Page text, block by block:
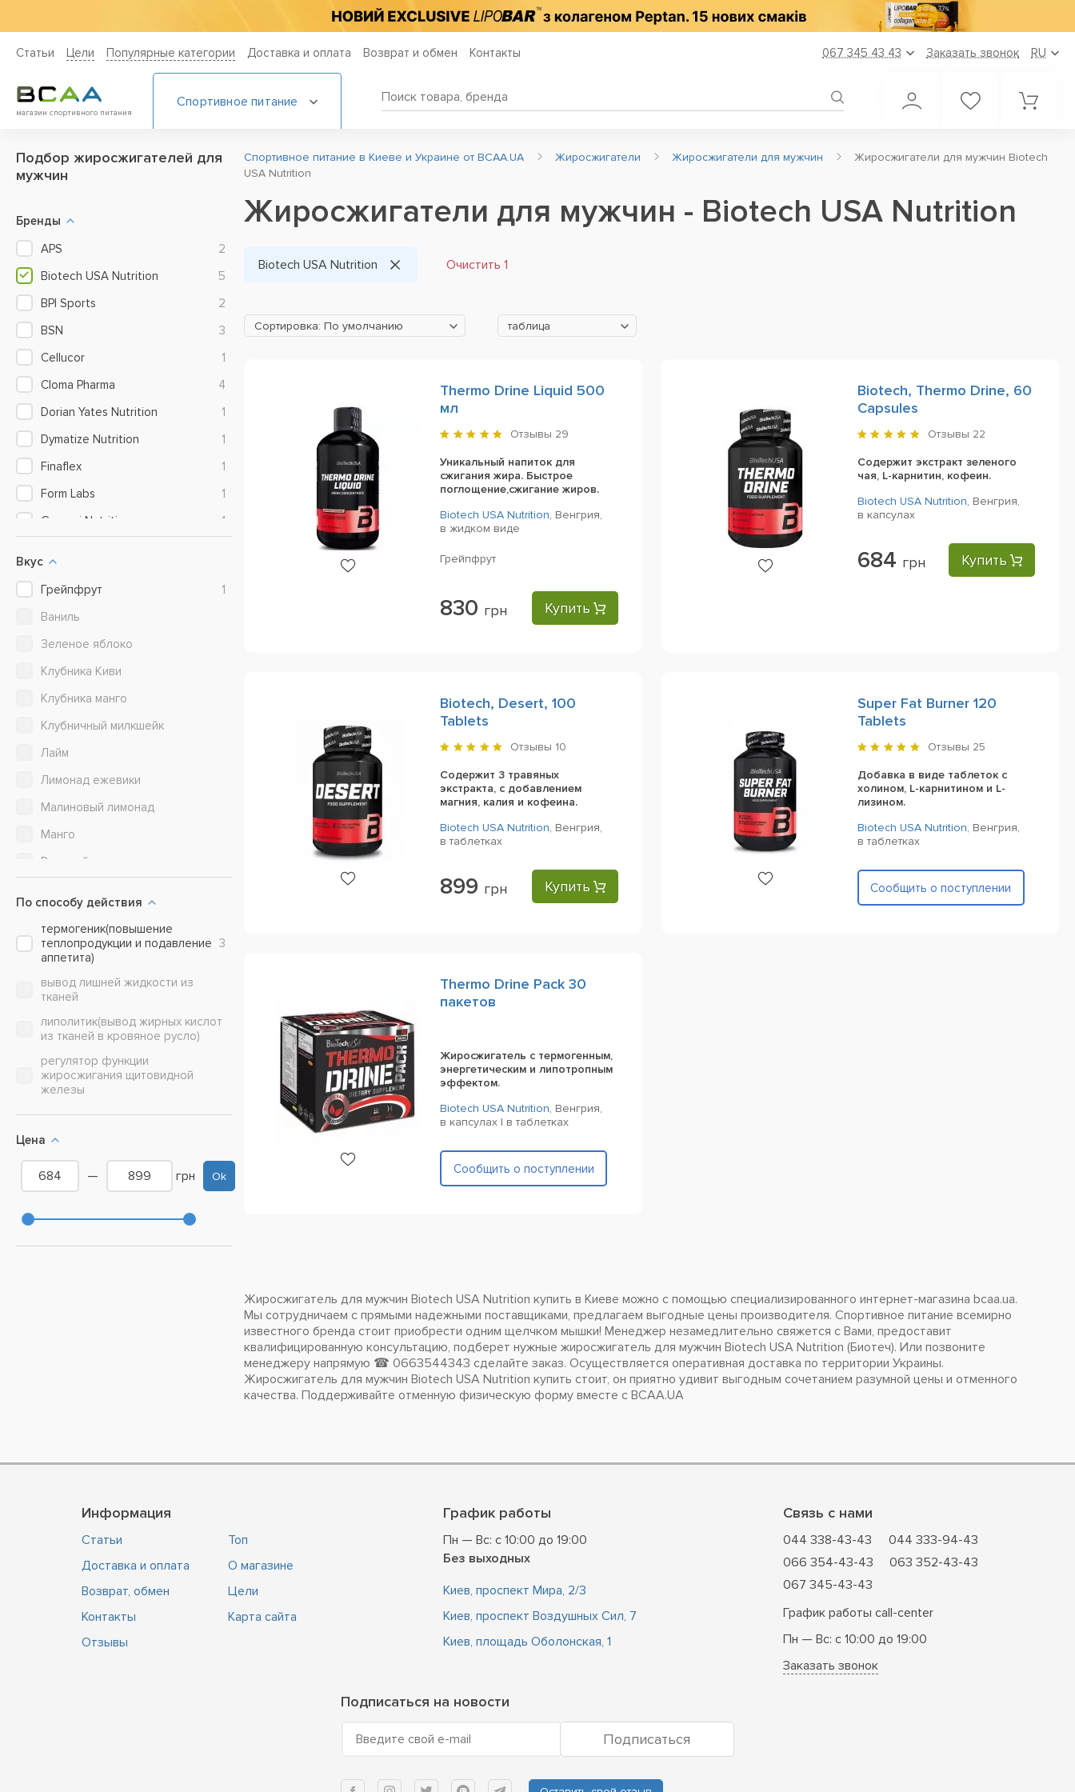
Статьи Цели Популярные категории Доставка и оплата Возврат и обмен Контакты 067 345 43 43 Заказать звонок RU
магазин спортивного питания
Спортивное питание
Подбор жиросжигателей для
мужчин
Бренды
APS
2
Biotech USA Nutrition
5
BPI Sports
2
BSN
3
Cellucor
1
Cloma Pharma
4
Dorian Yates Nutrition
1
Dymatize Nutrition
1
Finaflex
1
Form Labs
1
Gaspari Nutrition
1
Redcon1
1
Ronnie Coleman Signature Series
San
Syntrax
Ultimate Nutrition
Weider
Вкус
Грейпфрут
1
Ваниль
Зеленое яблоко
Клубника Киви
Клубника манго
Клубничный милкшейк
Лайм
Лимонад ежевики
Малиновый лимонад
Манго
Розовый лимонад со льдом
Шоколадный милкшейк
По способу действия
термогеник(повышение
теплопродукции и подавление
аппетита)
3
вывод лишней жидкости из
тканей
липолитик(вывод жирных кислот
из тканей в кровяное русло)
регулятор функции
жиросжигания щитовидной
железы
Цена
— грн Ok
Спортивное питание в Киеве и Украине от BCAA.UA Жиросжигатели Жиросжигатели для мужчин
Жиросжигатели для мужчин Biotech
USA Nutrition
Жиросжигатели для мужчин - Biotech USA Nutrition
Biotech USA Nutrition Очистить 1
Сортировка: По умолчанию таблица
Thermo Drine Liquid 500
мл
Отзывы 29
Уникальный напиток для
сжигания жира. Быстрое
поглощение,сжигание жиров.
Biotech USA Nutrition, Венгрия,
в жидком виде
Грейпфрут
830 грн Купить
Biotech, Thermo Drine, 60
Capsules
Отзывы 22
Содержит экстракт зеленого
чая, L-карнитин, кофеин.
Biotech USA Nutrition, Венгрия,
в капсулах
684 грн Купить
Biotech, Desert, 100
Tablets
Отзывы 10
Содержит 3 травяных
экстракта, с добавлением
магния, калия и кофеина.
Biotech USA Nutrition, Венгрия,
в таблетках
899 грн Купить
Super Fat Burner 120
Tablets
Отзывы 25
Добавка в виде таблеток с
холином, L-карнитином и L-
лизином.
Biotech USA Nutrition, Венгрия,
в таблетках
Сообщить о поступлении
Thermo Drine Pack 30
пакетов
Жиросжигатель с термогенным,
энергетическим и липотропным
эффектом.
Biotech USA Nutrition, Венгрия,
в капсулах | в таблетках
Сообщить о поступлении
Жиросжигатель для мужчин Biotech USA Nutrition купить в Киеве можно с помощью специализированного интернет-магазина bcaa.ua.
Мы сотрудничаем с прямыми надежными поставщиками, предлагаем выгодные цены производителя. Спортивное питание всемирно
известного бренда стоит приобрести одним щелчком мышки! Менеджер незамедлительно свяжется с Вами, предоставит
квалифицированную консультацию, подберет нужные жиросжигатель для мужчин Biotech USA Nutrition (Биотеч). Или позвоните
менеджеру напрямую ☎ 0663544343 сделайте заказ. Осуществляется оперативная доставка по территории Украины.
Жиросжигатель для мужчин Biotech USA Nutrition купить стоит, он приятно удивит выгодным сочетанием разумной цены и отменного
качества. Поддерживайте отменную физическую форму вместе с BCAA.UA
Информация
Статьи
Доставка и оплата
Возврат, обмен
Контакты
Отзывы
Топ
О магазине
Цели
Карта сайта
График работы
Пн — Вс: с 10:00 до 19:00
Без выходных
Киев, проспект Мира, 2/3
Киев, проспект Воздушных Сил, 7
Киев, площадь Оболонская, 1
Связь с нами
044 338-43-43
044 333-94-43
066 354-43-43
063 352-43-43
067 345-43-43
График работы call-center
Пн — Вс: с 10:00 до 19:00
Заказать звонок
Подписаться на новости
Введите свой e-mail Подписаться